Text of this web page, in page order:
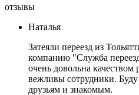
отзывы
Наталья
Затеяли переезд из
компанию "Служба
очень довольна
вежливы сотрудники.
друзьям и знакомым.